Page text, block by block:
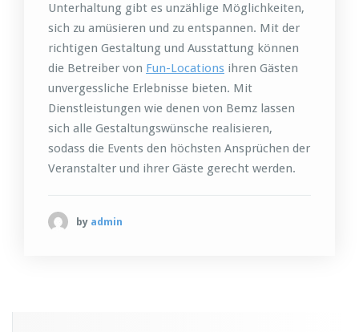
Unterhaltung gibt es unzählige Möglichkeiten,
sich zu amüsieren und zu entspannen. Mit der
richtigen Gestaltung und Ausstattung können
die Betreiber von Fun-Locations ihren Gästen
unvergessliche Erlebnisse bieten. Mit
Dienstleistungen wie denen von Bemz lassen
sich alle Gestaltungswünsche realisieren,
sodass die Events den höchsten Ansprüchen der
Veranstalter und ihrer Gäste gerecht werden.
by admin